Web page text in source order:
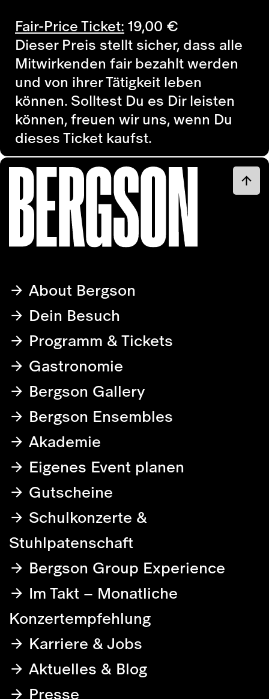
Fair-Price Ticket:19,00 €
Dieser Preis stellt sicher, dass alle
Mitwirkenden fair bezahlt werden
und von ihrer Tätigkeit leben
können. Solltest Du es Dir leisten
können, freuen wir uns, wenn Du
dieses Ticket kaufst.
About Bergson
Dein Besuch
Programm & Tickets
Gastronomie
Bergson Gallery
Bergson Ensembles
Akademie
Eigenes Event planen
Gutscheine
Schulkonzerte &
Stuhlpatenschaft
Bergson Group Experience
Im Takt – Monatliche
Konzertempfehlung
Karriere & Jobs
Aktuelles & Blog
Presse